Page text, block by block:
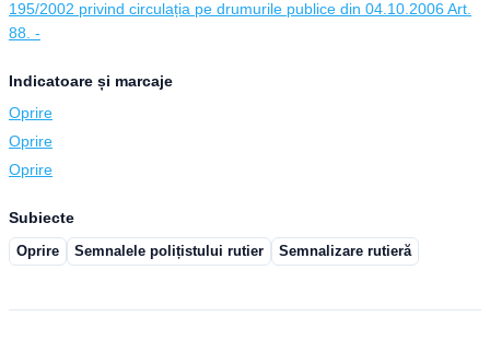
195/2002 privind circulația pe drumurile publice din 04.10.2006 Art.
88. -
Indicatoare și marcaje
Oprire
Oprire
Oprire
Subiecte
Oprire Semnalele polițistului rutier Semnalizare rutieră